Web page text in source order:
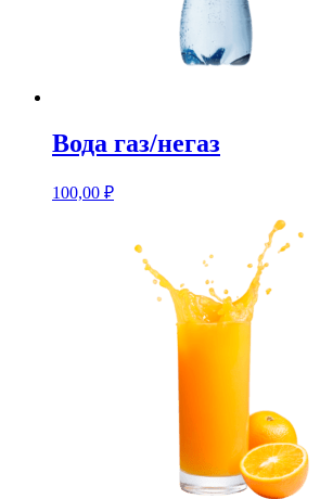
Вода газ/негаз
100,00 ₽